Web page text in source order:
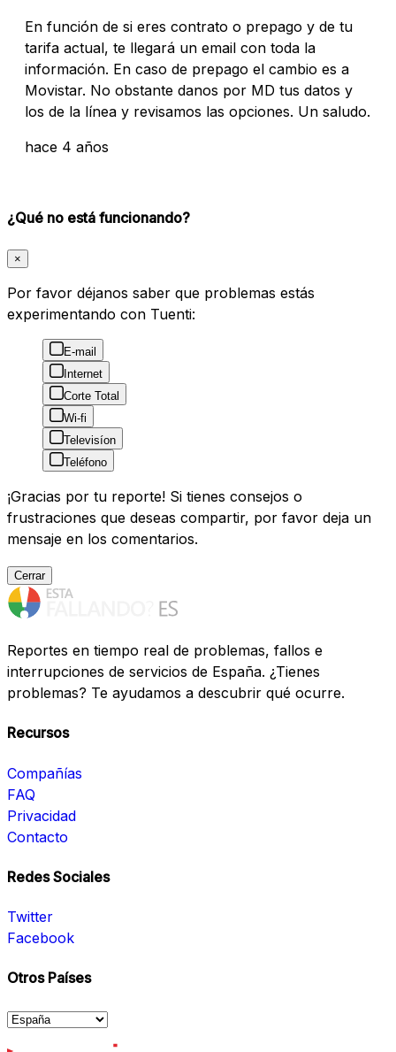
En función de si eres contrato o prepago y de tu
tarifa actual, te llegará un email con toda la
información. En caso de prepago el cambio es a
Movistar. No obstante danos por MD tus datos y
los de la línea y revisamos las opciones. Un saludo.
hace 4 años
¿Qué no está funcionando?
×
Por favor déjanos saber que problemas estás
experimentando con Tuenti:
E-mail
Internet
Corte Total
Wi-fi
Televisíon
Teléfono
¡Gracias por tu reporte! Si tienes consejos o
frustraciones que deseas compartir, por favor deja un
mensaje en los comentarios.
Cerrar
Reportes en tiempo real de problemas, fallos e
interrupciones de servicios de España. ¿Tienes
problemas? Te ayudamos a descubrir qué ocurre.
Recursos
Compañías
FAQ
Privacidad
Contacto
Redes Sociales
Twitter
Facebook
Otros Países